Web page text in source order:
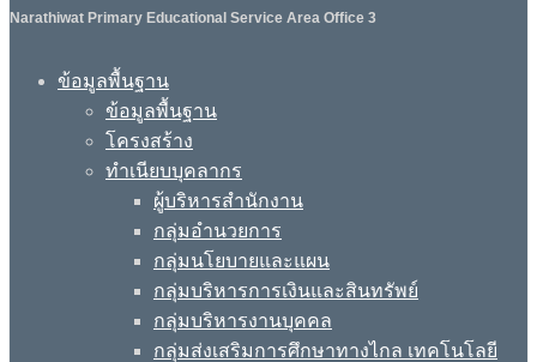
Narathiwat Primary Educational Service Area Office 3
ข้อมูลพื้นฐาน
ข้อมูลพื้นฐาน
โครงสร้าง
ทำเนียบบุคลากร
ผู้บริหารสำนักงาน
กลุ่มอำนวยการ
กลุ่มนโยบายและแผน
กลุ่มบริหารการเงินและสินทรัพย์
กลุ่มบริหารงานบุคคล
กลุ่มส่งเสริมการศึกษาทางไกล เทคโนโลยี